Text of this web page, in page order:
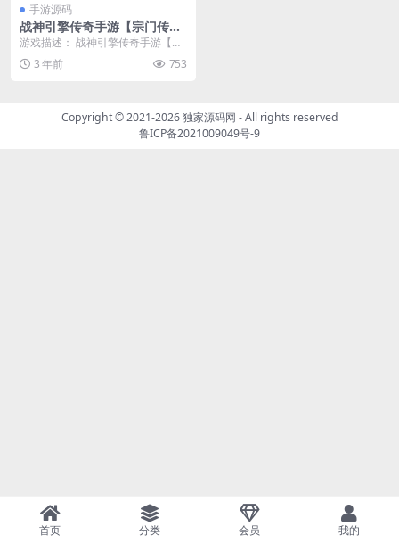
手游源码
战神引擎传奇手游【宗门传奇
合击版】2023整理特色服务端
狱之门+诅咒之地
游戏描述： 战神引擎传奇手游【宗
门传奇合击版】2023整理特色服务
端+门派+雪域...
3 年前 753
Copyright © 2021-2026独家源码网 - All rights reserved
鲁ICP备2021009049号-9
首页 分类 会员 我的